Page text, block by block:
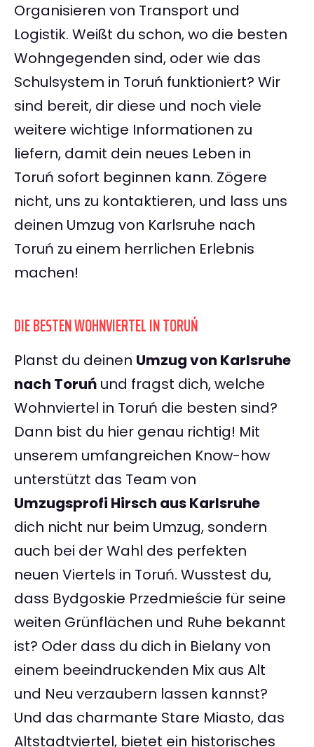
Organisieren von Transport und
Logistik. Weißt du schon, wo die besten
Wohngegenden sind, oder wie das
Schulsystem in Toruń funktioniert? Wir
sind bereit, dir diese und noch viele
weitere wichtige Informationen zu
liefern, damit dein neues Leben in
Toruń sofort beginnen kann. Zögere
nicht, uns zu kontaktieren, und lass uns
deinen Umzug von Karlsruhe nach
Toruń zu einem herrlichen Erlebnis
machen!
DIE BESTEN WOHNVIERTEL IN TORUŃ
Planst du deinen Umzug von Karlsruhe
nach Toruń und fragst dich, welche
Wohnviertel in Toruń die besten sind?
Dann bist du hier genau richtig! Mit
unserem umfangreichen Know-how
unterstützt das Team von
Umzugsprofi Hirsch aus Karlsruhe
dich nicht nur beim Umzug, sondern
auch bei der Wahl des perfekten
neuen Viertels in Toruń. Wusstest du,
dass Bydgoskie Przedmieście für seine
weiten Grünflächen und Ruhe bekannt
ist? Oder dass du dich in Bielany von
einem beeindruckenden Mix aus Alt
und Neu verzaubern lassen kannst?
Und das charmante Stare Miasto, das
Altstadtviertel, bietet ein historisches